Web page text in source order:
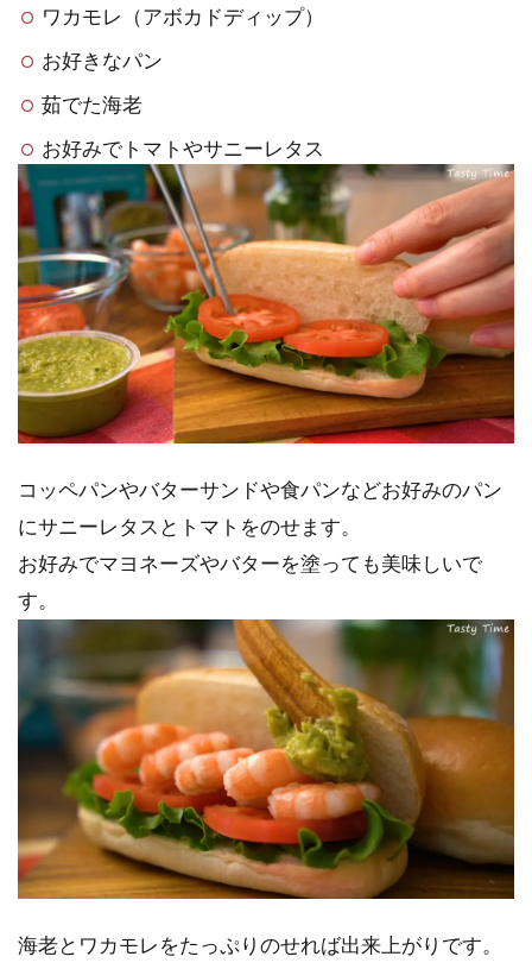
ワカモレ（アボカドディップ）
お好きなパン
茹でた海老
お好みでトマトやサニーレタス
コッペパンやバターサンドや食パンなどお好みのパン
にサニーレタスとトマトをのせます。
お好みでマヨネーズやバターを塗っても美味しいで
す。
海老とワカモレをたっぷりのせれば出来上がりです。